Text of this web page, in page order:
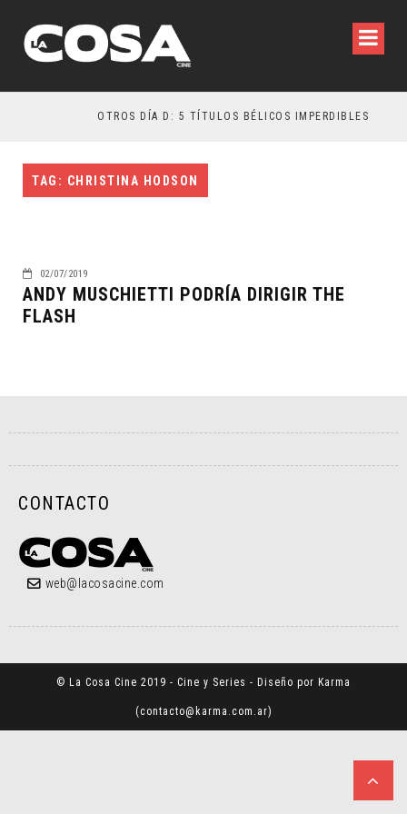
OTROS DÍA D: 5 TÍTULOS BÉLICOS IMPERDIBLES
TAG: CHRISTINA HODSON
02/07/2019
ANDY MUSCHIETTI PODRÍA DIRIGIR THE
FLASH
CONTACTO
web@lacosacine.com
© La Cosa Cine 2019 - Cine y Series - Diseño por Karma
(contacto@karma.com.ar)